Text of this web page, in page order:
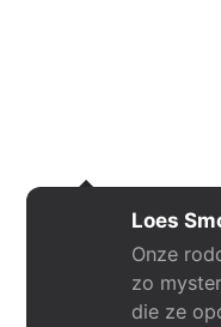
Loes
Onze
zo
die ze